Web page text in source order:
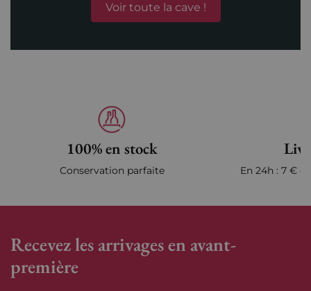
Voir toute la cave !
100% en stock
Conservation parfaite En 24h : 7 €
Recevez les arrivages en avant-
première